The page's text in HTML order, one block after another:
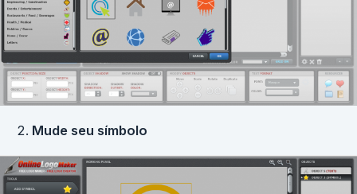
Mude seu símbolo